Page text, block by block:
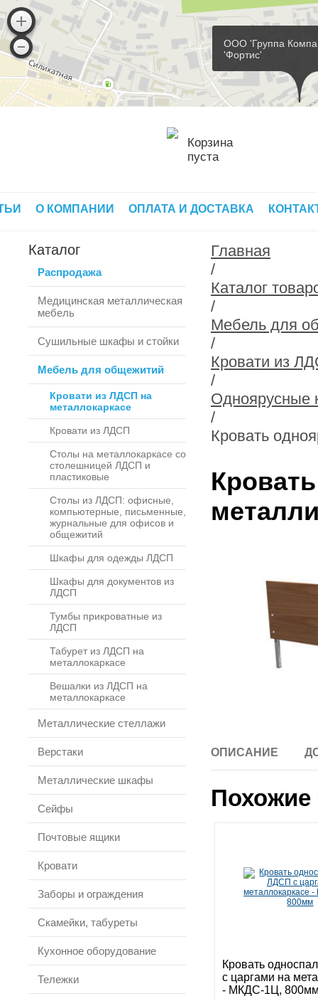
ООО 'Группа
'Фортис'
Корзина
пуста
О КОМПАНИИ ОПЛАТА И ДОСТАВКА
Каталог
Распродажа
Медицинская металлическая
мебель
Сушильные шкафы и стойки
Мебель для общежитий
Кровати из ЛДСП на
металлокаркасе
Кровати из ЛДСП
Столы на металлокаркасе со
столешницей ЛДСП и
пластиковые
Столы из ЛДСП: офисные,
компьютерные, письменные,
журнальные для офисов и
общежитий
Шкафы для одежды ЛДСП
Шкафы для документов из
ЛДСП
Тумбы прикроватные из
ЛДСП
Табурет из ЛДСП на
металлокаркасе
Вешалки из ЛДСП на
металлокаркасе
Металлические стеллажи
Верстаки
Металлические шкафы
Сейфы
Почтовые ящики
Кровати
Заборы и ограждения
Скамейки, табуреты
Кухонное оборудование
Тележки
Главная
/
Каталог
/
Мебель для
/
Кровати из
/
Одноярусные
/
Кровать
ОПИСАНИЕ
Кровать
с царгами на
- МКДС-1Ц,